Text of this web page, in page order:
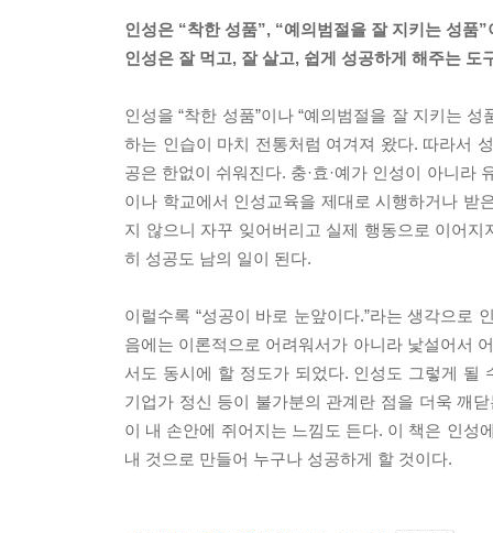
인성은 “착한 성품”, “예의범절을 잘 지키는 성품
인성은 잘 먹고, 잘 살고, 쉽게 성공하게 해주는 도
인성을 “착한 성품”이나 “예의범절을 잘 지키는
하는 인습이 마치 전통처럼 여겨져 왔다. 따라서
공은 한없이 쉬워진다. 충·효·예가 인성이 아니라
이나 학교에서 인성교육을 제대로 시행하거나 받
지 않으니 자꾸 잊어버리고 실제 행동으로 이어
히 성공도 남의 일이 된다.
이럴수록 “성공이 바로 눈앞이다.”라는 생각으로
음에는 이론적으로 어려워서가 아니라 낯설어서
서도 동시에 할 정도가 되었다. 인성도 그렇게 될
기업가 정신 등이 불가분의 관계란 점을 더욱 깨
이 내 손안에 쥐어지는 느낌도 든다. 이 책은 인성
내 것으로 만들어 누구나 성공하게 할 것이다.